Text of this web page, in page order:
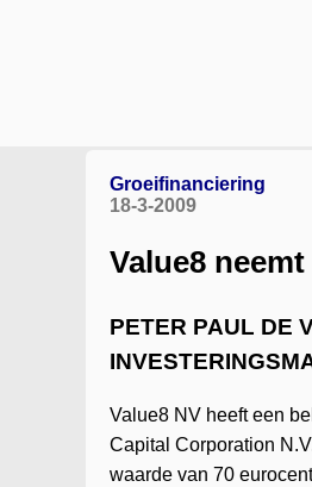
Groeifinanciering
18-3-2009
Value8
PETER PAUL DE
Value8 NV heeft een
Capital Corporation
waarde van 70